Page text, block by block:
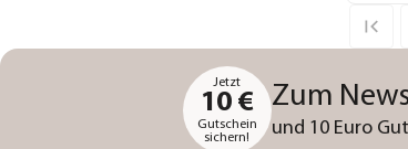
Jetzt
10 €
Gutschein
sichern!
Zum
und 10 Euro